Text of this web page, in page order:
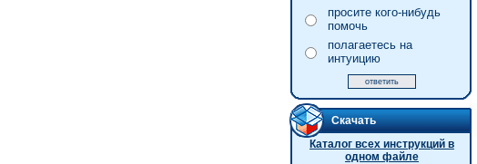
просите кого-нибудь
помочь
полагаетесь на
интуицию
Скачать
Каталог всех инструкций в
одном файле